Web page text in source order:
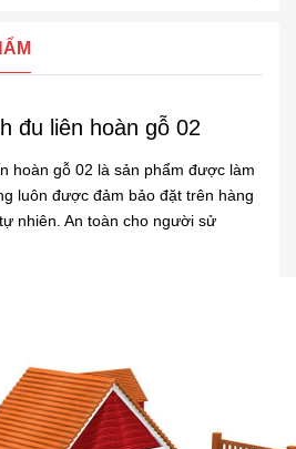
đu liên hoàn gỗ 02
hoàn gỗ 02 là sản phẩm được làm
luôn được đảm bảo đặt trên hàng
nhiên. An toàn cho người sử